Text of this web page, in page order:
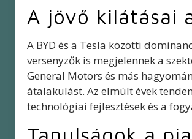
A jövő kilátásai
A BYD és a Tesla közötti
versenyzők is megjelennek a
General Motors és más
átalakulást. Az elmúlt évek
technológiai fejlesztések és a